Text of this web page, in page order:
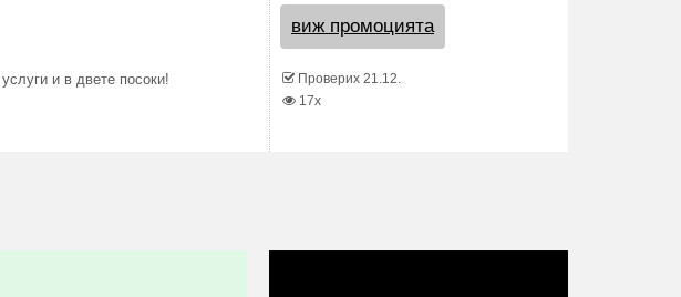
и в двете посоки!
виж промоцията
Проверих 21.12.
17x